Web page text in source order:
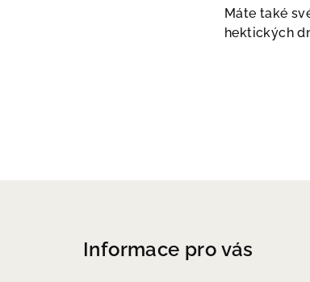
Máte také
hektických
Informace pro vás